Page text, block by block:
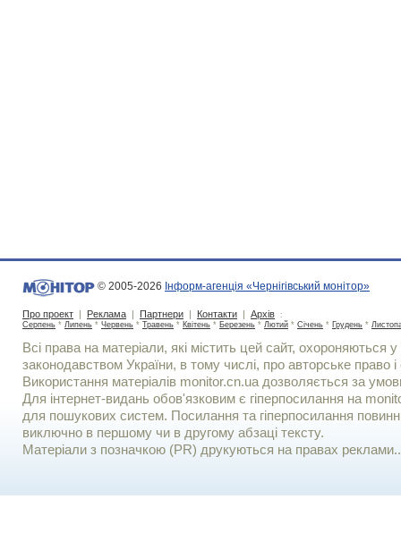
© 2005-2026 Інформ-агенція «Чернігівський монітор»
Про проект | Реклама | Партнери | Контакти | Архів :
Серпень * Липень * Червень * Травень * Квітень * Березень * Лютий * Січень * Грудень *
Всі права на матеріали, які містить цей сайт, охороняються у
законодавством України, в тому числі, про авторське право і
Використання матерiалiв monitor.cn.ua дозволяється за
Для iнтернет-видань обов'язковим є гiперпосилання на
для пошукових систем. Посилання та гіперпосилання
виключно в першому чи в другому абзаці тексту.
Матеріали з позначкою (PR) друкуються на правах реклами..